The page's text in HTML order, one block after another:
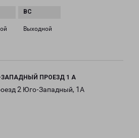
Выходной
ПРОЕЗД 1 А
2 Юго-Западный, 1А